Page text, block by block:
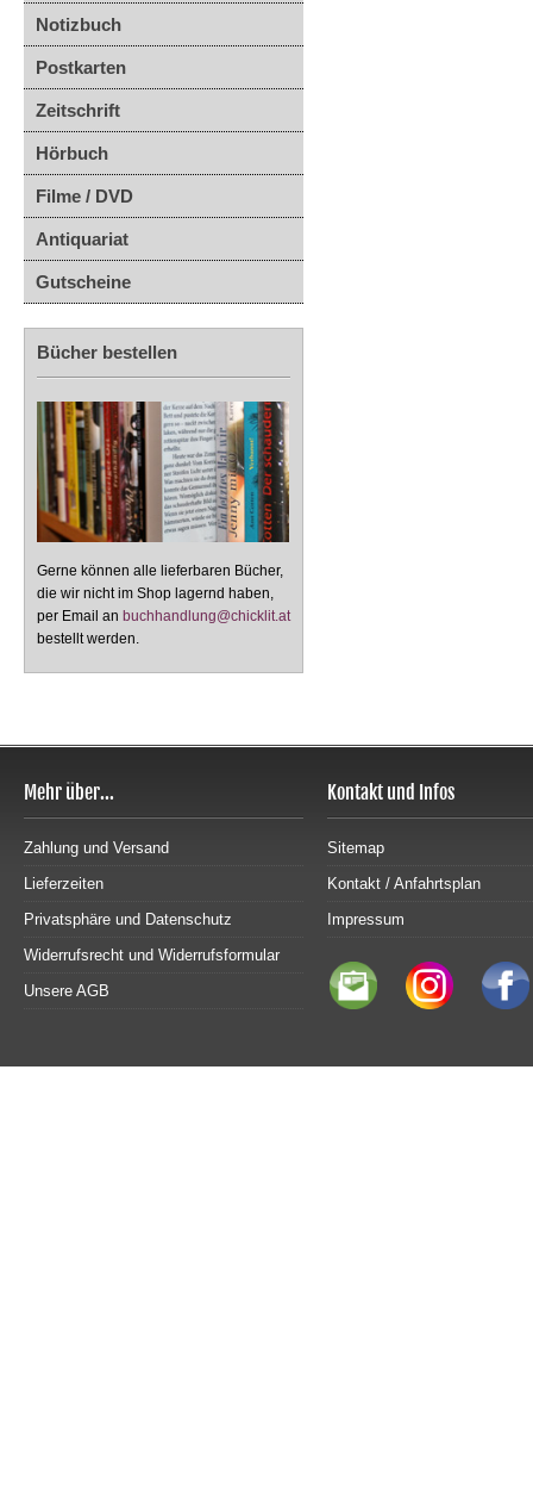
Notizbuch
Postkarten
Zeitschrift
Hörbuch
Filme / DVD
Antiquariat
Gutscheine
Bücher bestellen
Gerne können alle lieferbaren Bücher,
die wir nicht im Shop lagernd haben,
per Email an buchhandlung@chicklit.at
bestellt werden.
Mehr über...
Zahlung und Versand
Lieferzeiten
Privatsphäre und Datenschutz
Widerrufsrecht und Widerrufsformular
Unsere AGB
Kontakt und Infos
Sitemap
Kontakt / Anfahrtsplan
Impressum